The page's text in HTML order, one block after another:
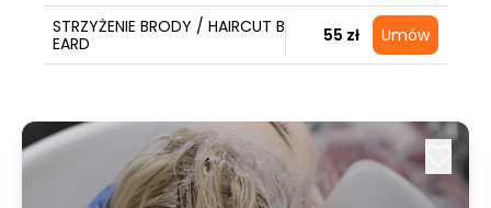
STRZYŻENIE BRODY / HAIRCUT B
EARD
55 zł Umów